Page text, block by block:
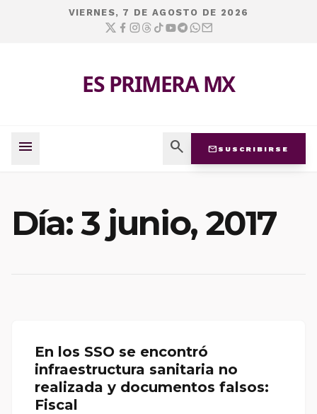
VIERNES, 7 DE AGOSTO DE 2026
ES PRIMERA MX
menu search mail SUSCRIBIRSE
Día:3 junio, 2017
En los SSO se encontró
infraestructura sanitaria no
realizada y documentos falsos:
Fiscal